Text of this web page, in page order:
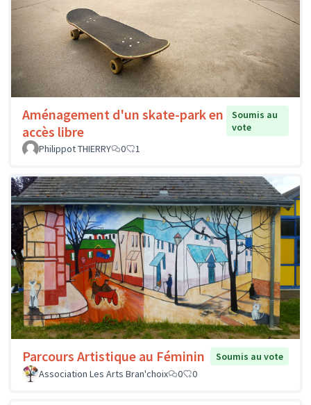
Aménagement d'un skate-park en
accès libre
Soumis au
vote
Philippot THIERRY
0 1
Parcours Artistique au Féminin
Soumis au vote
Association Les Arts Bran'choix
0 0